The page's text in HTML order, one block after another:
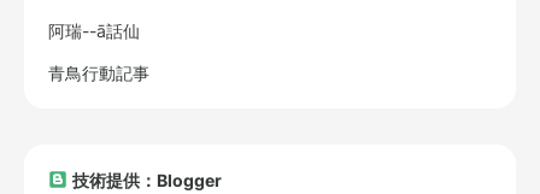
阿瑞--ā話仙
青鳥行動記事
技術提供：Blogger